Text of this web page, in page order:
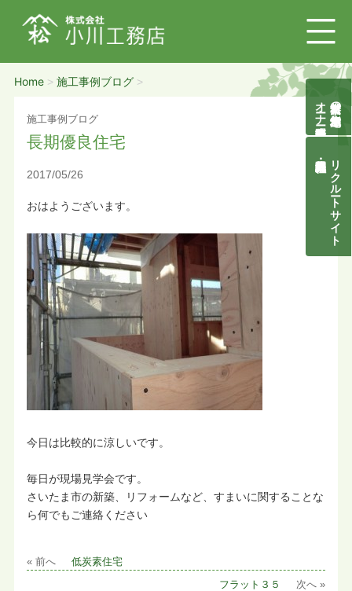
Home> 施工事例ブログ>
施工事例ブログ
長期優良住宅
2017/05/26
おはようございます。
今日は比較的に涼しいです。
毎日が現場見学会です。
さいたま市の新築、リフォームなど、すまいに関することな
ら何でもご連絡ください
« 前へ 低炭素住宅
フラット３５ 次へ »
自然素材の無垢木造住宅
オーナー様募集説明会
リクルートサイト